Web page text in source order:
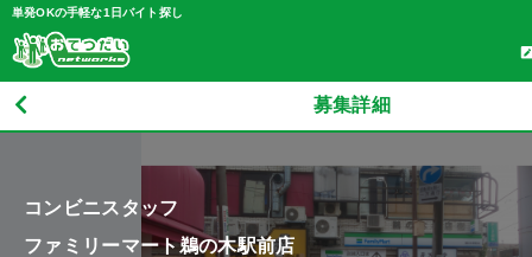
単発OKの手軽な1日バイト探し
募集詳細
コンビニスタッフ
ファミリーマート鵜の木駅前店